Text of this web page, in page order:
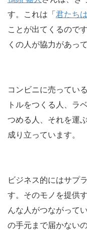
す。これは「 君たち
ことが出てくるので
くの人が協力があっ
コンビニに売ってい
トルをつくる人、ラ
つめる人、それを運
成り立っています。
ビジネス的にはサプ
す。そのモノを提供
んな人がつながって
の手元まで届かないの